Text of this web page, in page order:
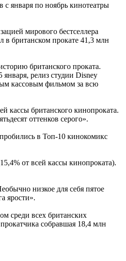
с января по ноябрь кинотеатры
мирового бестселлера
в британском прокате 41,3 млн
британского проката.
релиз студии Disney
кассовым фильмом за всю
кассы британского кинопроката.
оттенков серого».
в Топ-10 кинокомикс
от всей кассы кинопроката).
низкое для себя пятое
ярости».
среди всех британских
собравшая 18,4 млн